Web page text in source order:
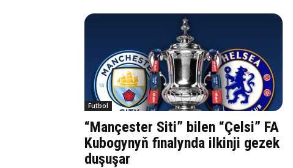
Futbol
“Mançester Siti” bilen “Çelsi” FA
Kubogynyň finalynda ilkinji gezek
duşuşar